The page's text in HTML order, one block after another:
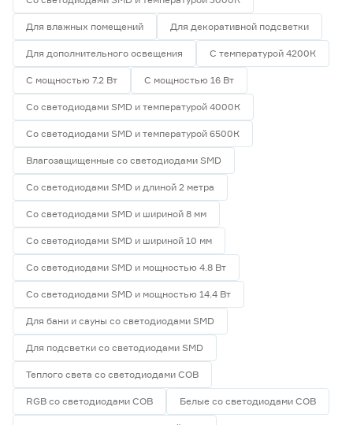
Для влажных помещений Для декоративной подсветки
Для дополнительного освещения С температурой 4200К
С мощностью 7.2 Вт С мощностью 16 Вт
Со светодиодами SMD и температурой 4000К
Со светодиодами SMD и температурой 6500К
Влагозащищенные со светодиодами SMD
Со светодиодами SMD и длиной 2 метра
Со светодиодами SMD и шириной 8 мм
Со светодиодами SMD и шириной 10 мм
Со светодиодами SMD и мощностью 4.8 Вт
Со светодиодами SMD и мощностью 14.4 Вт
Для бани и сауны со светодиодами SMD
Для подсветки со светодиодами SMD
Теплого света со светодиодами СОВ
RGB со светодиодами СОВ Белые со светодиодами СОВ